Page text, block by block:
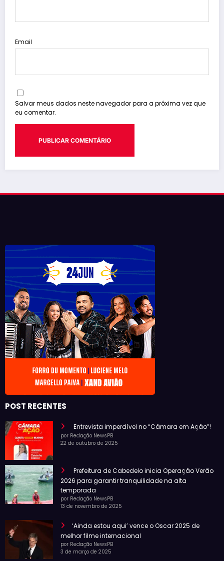
Email
Salvar meus dados neste navegador para a próxima vez que
eu comentar.
POST RECENTES
Entrevista imperdível no “Câmara em Ação”!
por Redação NewsPB
22 de outubro de 2025
Prefeitura de Cabedelo inicia Operação Verão
2026 para garantir tranquilidade na alta
temporada
por Redação NewsPB
13 de novembro de 2025
‘Ainda estou aqui’ vence o Oscar 2025 de
melhor filme internacional
por Redação NewsPB
3 de março de 2025